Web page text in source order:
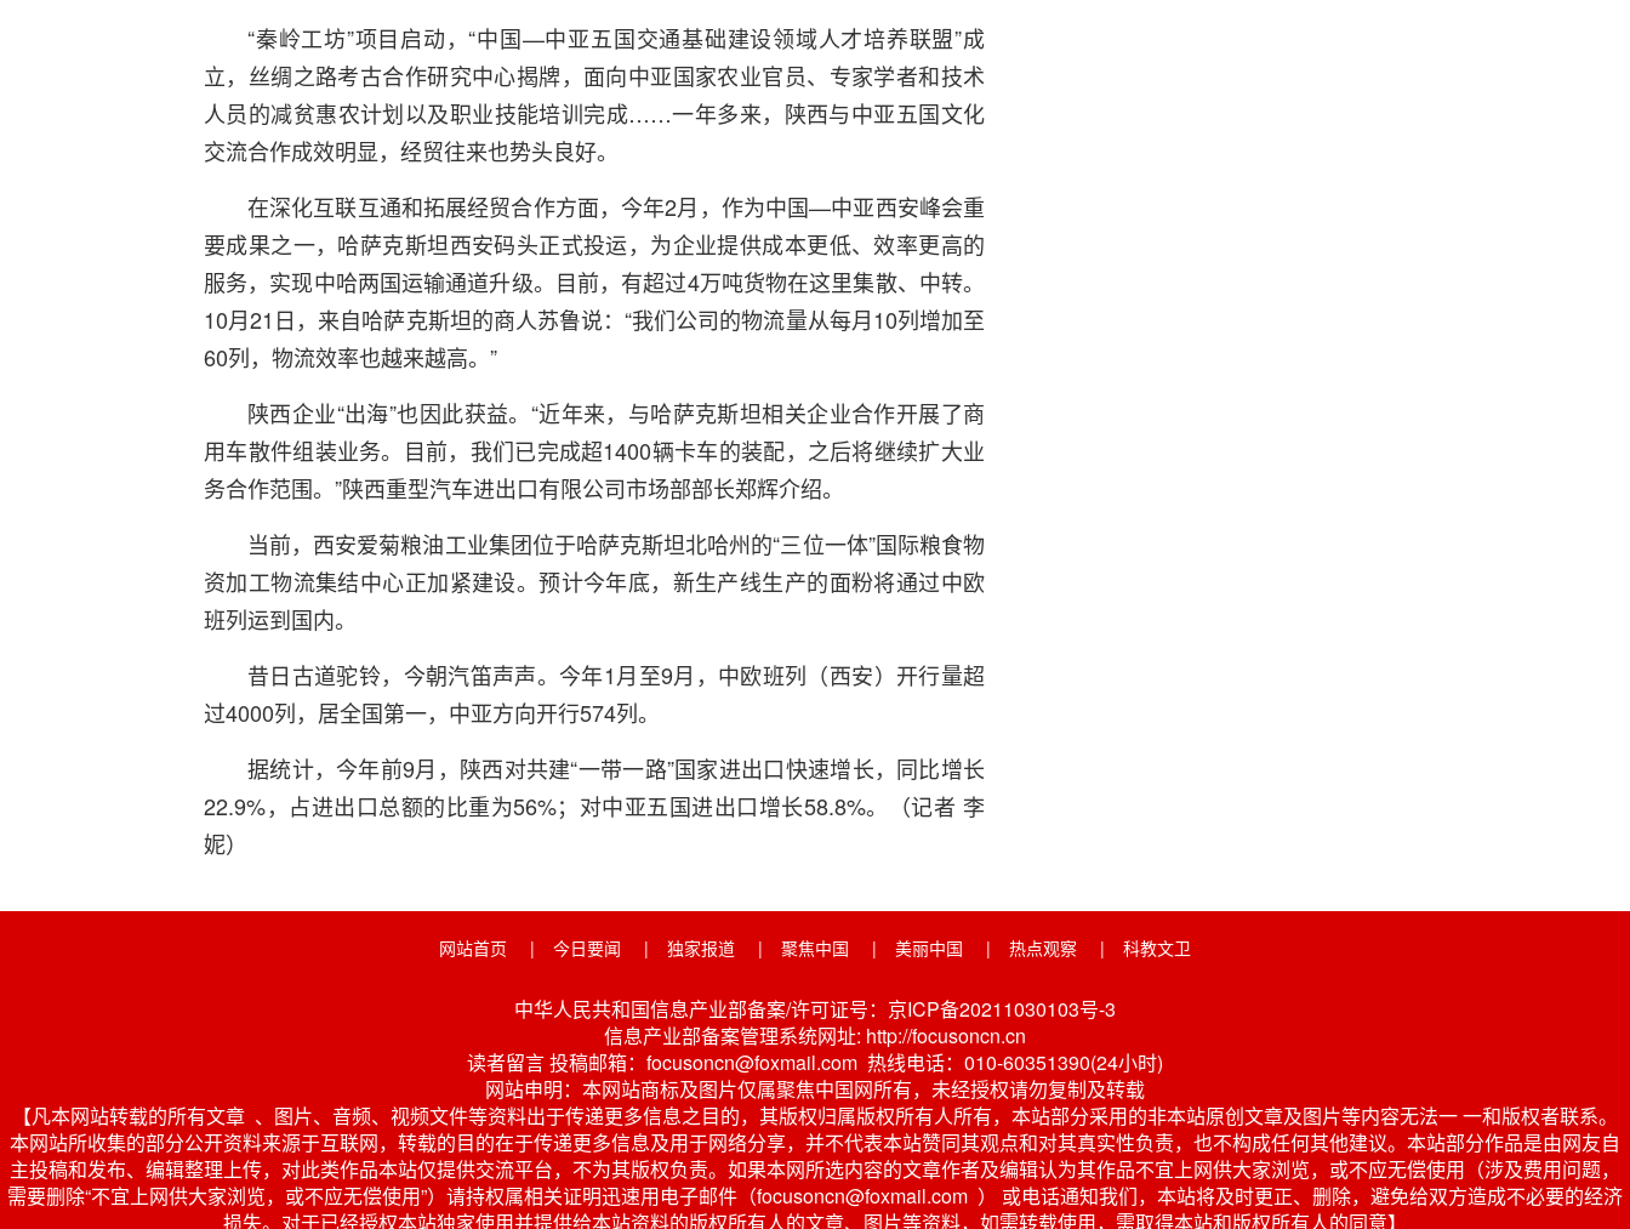
“秦岭工坊”项目启动，“中国—中亚五国交通基础建设领域人才培养联盟”成
立，丝绸之路考古合作研究中心揭牌，面向中亚国家农业官员、专家学者和技术
人员的减贫惠农计划以及职业技能培训完成……一年多来，陕西与中亚五国文化
交流合作成效明显，经贸往来也势头良好。
在深化互联互通和拓展经贸合作方面，今年2月，作为中国—中亚西安峰会重
要成果之一，哈萨克斯坦西安码头正式投运，为企业提供成本更低、效率更高的
服务，实现中哈两国运输通道升级。目前，有超过4万吨货物在这里集散、中转。
10月21日，来自哈萨克斯坦的商人苏鲁说：“我们公司的物流量从每月10列增加至
60列，物流效率也越来越高。”
陕西企业“出海”也因此获益。“近年来，与哈萨克斯坦相关企业合作开展了商
用车散件组装业务。目前，我们已完成超1400辆卡车的装配，之后将继续扩大业
务合作范围。”陕西重型汽车进出口有限公司市场部部长郑辉介绍。
当前，西安爱菊粮油工业集团位于哈萨克斯坦北哈州的“三位一体”国际粮食物
资加工物流集结中心正加紧建设。预计今年底，新生产线生产的面粉将通过中欧
班列运到国内。
昔日古道驼铃，今朝汽笛声声。今年1月至9月，中欧班列（西安）开行量超
过4000列，居全国第一，中亚方向开行574列。
据统计，今年前9月，陕西对共建“一带一路”国家进出口快速增长，同比增长
22.9%，占进出口总额的比重为56%；对中亚五国进出口增长58.8%。（记者 李
妮）
网站首页 | 今日要闻 | 独家报道 | 聚焦中国 | 美丽中国 | 热点观察 | 科教文卫
中华人民共和国信息产业部备案/许可证号：京ICP备20211030103号-3
信息产业部备案管理系统网址: http://focusoncn.cn
读者留言 投稿邮箱：focusoncn@foxmail.com 热线电话：010-60351390(24小时)
网站申明：本网站商标及图片仅属聚焦中国网所有，未经授权请勿复制及转载
【凡本网站转载的所有文章 、图片、音频、视频文件等资料出于传递更多信息之目的，其版权归属版权所有人所有，本站部分采用的非本站原创文章及图片等内容无法一 一和版权者联系。
本网站所收集的部分公开资料来源于互联网，转载的目的在于传递更多信息及用于网络分享，并不代表本站赞同其观点和对其真实性负责，也不构成任何其他建议。本站部分作品是由网友自
主投稿和发布、编辑整理上传，对此类作品本站仅提供交流平台，不为其版权负责。如果本网所选内容的文章作者及编辑认为其作品不宜上网供大家浏览，或不应无偿使用（涉及费用问题，
需要删除“不宜上网供大家浏览，或不应无偿使用”）请持权属相关证明迅速用电子邮件（focusoncn@foxmail.com ） 或电话通知我们，本站将及时更正、删除，避免给双方造成不必要的经济
损失。对于已经授权本站独家使用并提供给本站资料的版权所有人的文章、图片等资料，如需转载使用，需取得本站和版权所有人的同意】